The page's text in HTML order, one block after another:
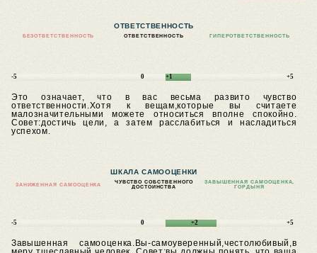
ОТВЕТСТВЕННОСТЬ
БЕЗОТВЕТСТВЕННОСТЬ ОТВЕТСТВЕННОСТЬ ГИПЕРОТВЕТСТВЕННОСТЬ
-5 0 +1 +5
Это означает, что в вас весьма развито чувство
ответственности.Хотя к вещам,которые вы считаете
малозначительными можете относиться вполне спокойно.
Совет:достичь цели, а затем расслабиться и насладиться
успехом.
ШКАЛА САМООЦЕНКИ
ЗАНИЖЕННАЯ САМООЦЕНКА
ЧУВСТВО СОБСТВЕННОГО
ДОСТОИНСТВА
ЗАВЫШЕННАЯ САМООЦЕНКА,
ГОРДЫНЯ
-5 0 +2 +5
Завышенная самооценка.Вы-самоуверенный,честолюбивый,в